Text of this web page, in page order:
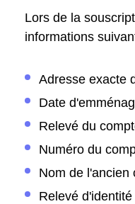
Lors de la
informations
Adresse exacte
Date
Relevé du
Numéro du
Nom de l'ancien
Relevé